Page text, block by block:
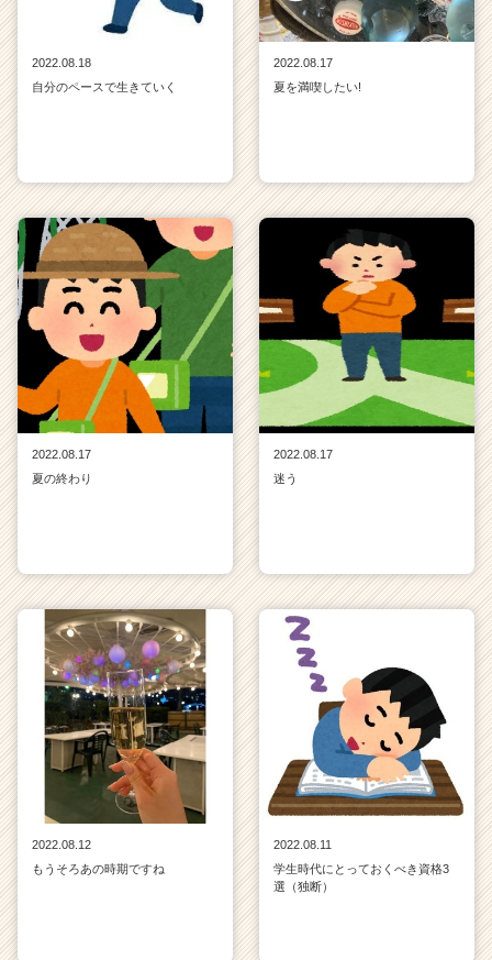
2022.08.18
自分のペースで生きていく
2022.08.17
夏を満喫したい!
2022.08.17
夏の終わり
2022.08.17
迷う
2022.08.12
もうそろあの時期ですね
2022.08.11
学生時代にとっておくべき資格3
選（独断）